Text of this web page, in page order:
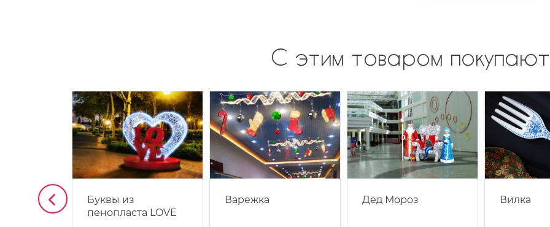
С этим товаром
Буквы из
пенопласта LOVE
Варежка Дед Мороз Вилка